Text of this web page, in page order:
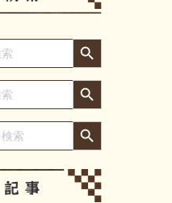
Search Button
Search Button
Search Button